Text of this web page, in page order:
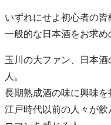
いずれにせよ初心者の皆
一般的な日本酒をお求め
玉川の大ファン、日本
人。
長期熟成酒の味に興味を
江戸時代以前の人々が